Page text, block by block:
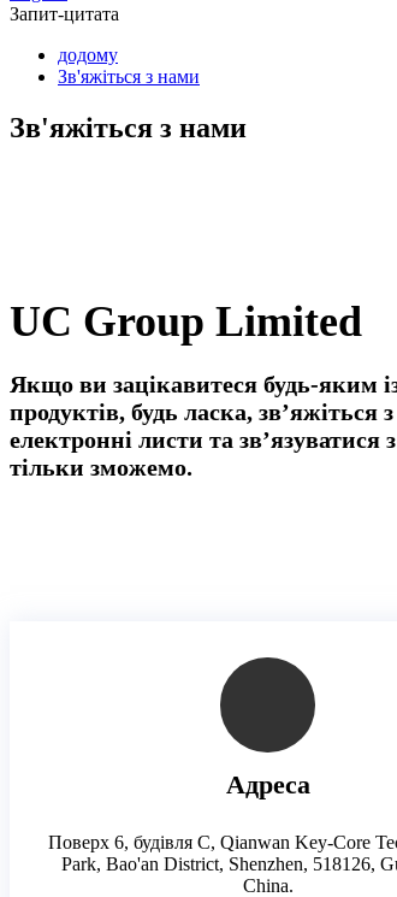
Запит-цитата
додому
Зв'яжіться з нами
Зв'яжіться з нами
UC Group Limited
Якщо ви зацікавитеся будь-яким
продуктів, будь ласка,
електронні листи та
тільки зможемо.
Адреса
Поверх 6, будівля C, Qianwan Key-Core
Park, Bao'an District, Shenzhen, 518126,
China.